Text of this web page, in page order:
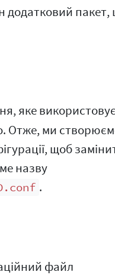
додатковий
яке використовує
Отже, ми
щоб
назву
.
файл